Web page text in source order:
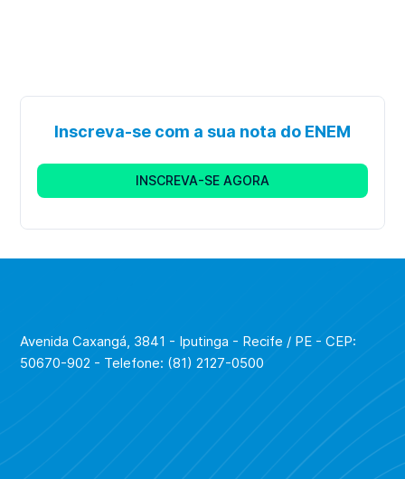
Inscreva-se com a sua nota do ENEM
INSCREVA-SE AGORA
Avenida Caxangá, 3841 - Iputinga - Recife / PE - CEP:
50670-902 - Telefone: (81) 2127-0500